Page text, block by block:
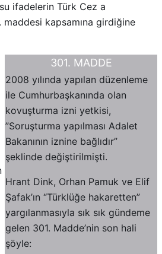
ifadelerin Türk Cez a
maddesi kapsamına girdiğine
301. MADDE
2008 yılında yapılan düzenleme
ile Cumhurbaşkanında olan
kovuşturma izni yetkisi,
”Soruşturma yapılması Adalet
Bakanının iznine bağlıdır”
şeklinde değiştirilmişti.
Hrant Dink, Orhan Pamuk ve Elif
Şafak’ın “Türklüğe hakaretten”
yargılanmasıyla sık sık gündeme
gelen 301. Madde’nin son hali
şöyle: